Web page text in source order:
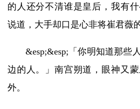
的人还分不清谁是皇后，我有
说道，大手却口是心非将崔君薇
&esp;&esp;「你明知道那些
边的人。」南宫朔道，眼神又
外。